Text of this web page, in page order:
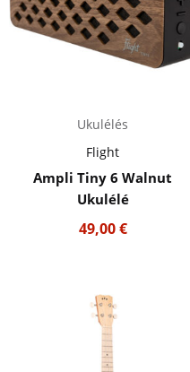
Ukulélés
Flight
Ampli Tiny 6 Walnut
Ukulélé
49,00€